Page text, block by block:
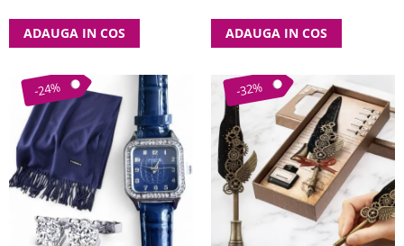
ADAUGA IN COS ADAUGA IN COS
-24% -32%